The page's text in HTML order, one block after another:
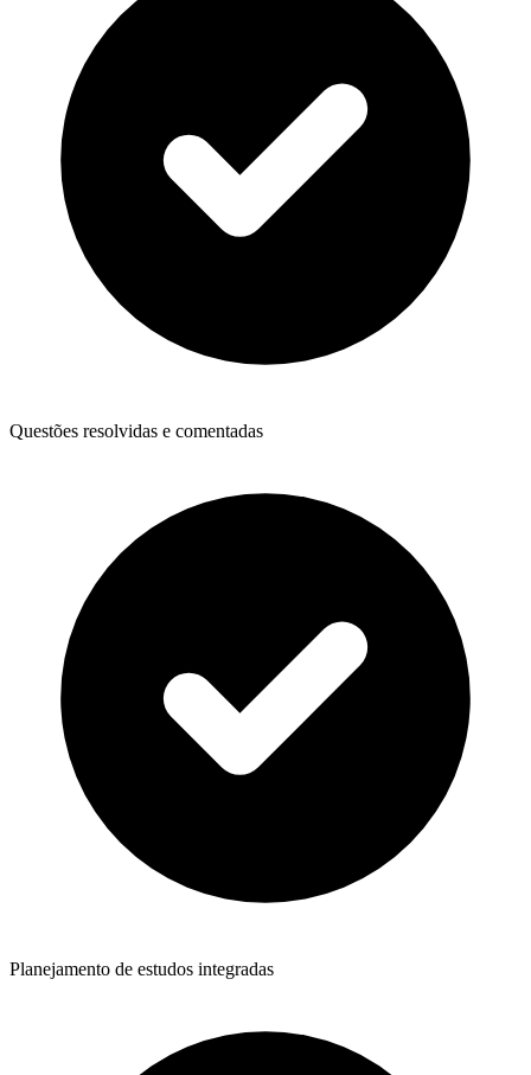
Questões resolvidas e comentadas
Planejamento de estudos integradas